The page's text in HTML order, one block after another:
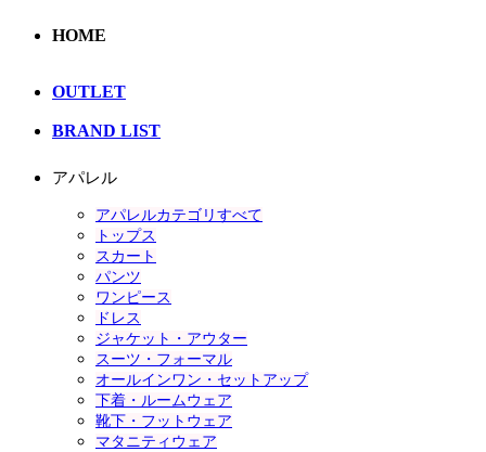
HOME
OUTLET
BRAND LIST
アパレル
アパレルカテゴリすべて
トップス
スカート
パンツ
ワンピース
ドレス
ジャケット・アウター
スーツ・フォーマル
オールインワン・セットアップ
下着・ルームウェア
靴下・フットウェア
マタニティウェア